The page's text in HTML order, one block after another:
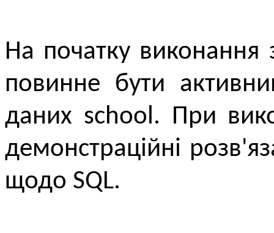
На початку виконання
повинне бути
даних school. При
демонстраційні
щодо SQL.